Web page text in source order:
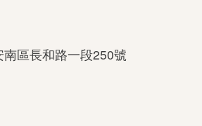
區長和路一段250號